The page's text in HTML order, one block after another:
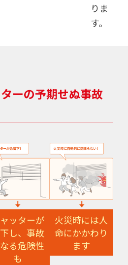
りま
す。
ーの予期せぬ事故
ッターが
し、事故
る危険性
も
火災時には人
命にかかわり
ます